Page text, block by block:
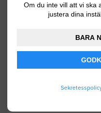
Om du inte vill att vi ska
justera dina
BARA
Västerås
Lägga ny
duschutrymme